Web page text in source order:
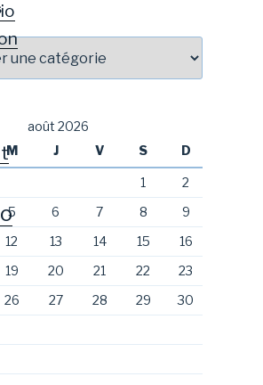
août 2026
M
J V S D
1
2
5
6 7 8
9
12
13 14 15
16
19
20 21 22
23
26
27 28 29 30